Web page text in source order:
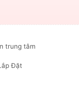
trung tâm
Đặt